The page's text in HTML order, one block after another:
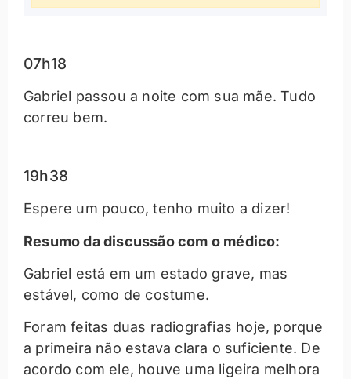
07h18
Gabriel passou a noite com sua mãe. Tudo
correu bem.
19h38
Espere um pouco, tenho muito a dizer!
Resumo da discussão com o médico:
Gabriel está em um estado grave, mas
estável, como de costume.
Foram feitas duas radiografias hoje, porque
a primeira não estava clara o suficiente. De
acordo com ele, houve uma ligeira melhora